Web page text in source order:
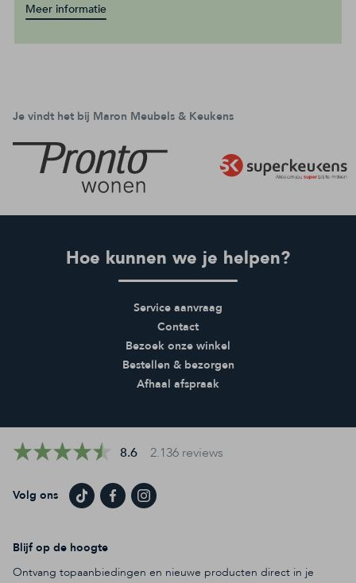
Meer informatie
Je vindt het bij Maron Meubels & Keukens
Hoe kunnen we je helpen?
Service aanvraag
Contact
Bezoek onze winkel
Bestellen & bezorgen
Afhaal afspraak
8.6 2.136 reviews
Volg ons
Blijf op de hoogte
Ontvang topaanbiedingen en nieuwe producten direct in je